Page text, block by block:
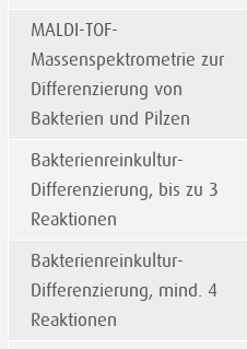
MALDI-TOF-
Massenspektrometrie zur
Differenzierung von
Bakterien und Pilzen
Bakterienreinkultur-
Differenzierung, bis zu 3
Reaktionen
Bakterienreinkultur-
Differenzierung, mind. 4
Reaktionen